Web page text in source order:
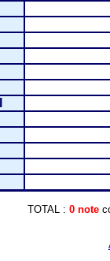
TOTAL : 0 note